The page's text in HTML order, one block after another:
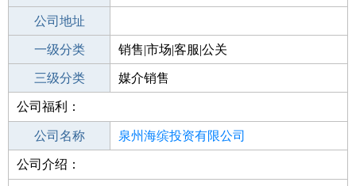
招聘结束时间
公司地址
一级分类 销售|市场|客服|公关
二级分类 销售
三级分类 媒介销售
其他行业
公司福利：
公司名称 泉州海缤投资有限公司
公司类型
公司介绍：